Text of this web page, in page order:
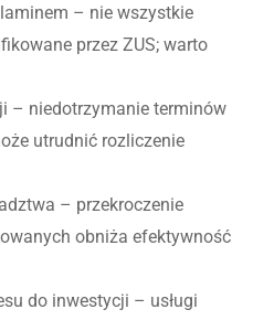
– nie wszystkie
przez ZUS; warto
– niedotrzymanie terminów
utrudnić rozliczenie
– przekroczenie
obniża efektywność
do inwestycji – usługi